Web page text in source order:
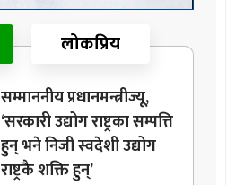
लोकप्रिय
सम्माननीय प्रधानमन्त्रीज्यू,
‘सरकारी उद्योग राष्ट्रका सम्पत्ति
हुन् भने निजी स्वदेशी उद्योग
राष्ट्रकै शक्ति हुन्’